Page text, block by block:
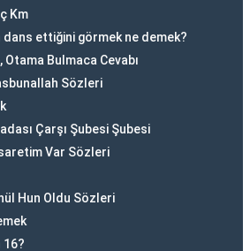
Km
dans ettiğini görmek ne demek?
Otama Bulmaca Cevabı
Sözleri
Çarşı Şubesi Şubesi
Var Sözleri
Hun Oldu Sözleri
16?